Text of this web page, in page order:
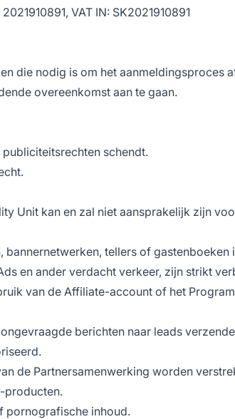
VAT IN: SK2021910891
die nodig is om het aanmeldingsproces
overeenkomst aan te gaan.
schendt.
Unit kan en zal niet aansprakelijk zijn
tellers of gastenboeken
en ander verdacht verkeer, zijn strikt
van de Affiliate-account of het
berichten naar leads
de Partnersamenwerking worden
producten.
pornografische inhoud.